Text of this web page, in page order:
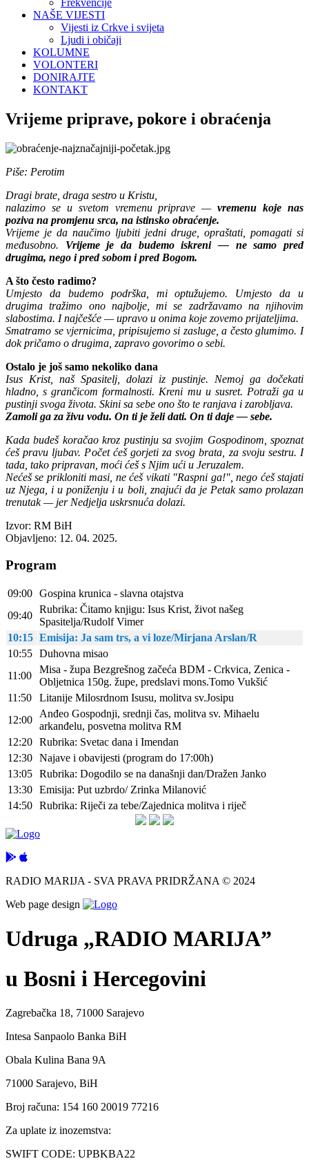
Frekvencije
NAŠE VIJESTI
Vijesti iz Crkve i svijeta
Ljudi i običaji
KOLUMNE
VOLONTERI
DONIRAJTE
KONTAKT
Vrijeme priprave, pokore i obraćenja
Piše: Perotim
Dragi brate, draga sestro u Kristu,
nalazimo se u svetom vremenu priprave —vremenu koje nas
poziva na promjenu srca, na istinsko obraćenje.
Vrijeme je da naučimo ljubiti jedni druge, opraštati, pomagati si
međusobno. Vrijeme je da budemo iskreni — ne samo pred
drugima, nego i pred sobom i pred Bogom.
A što često radimo?
Umjesto da budemo podrška, mi optužujemo. Umjesto da u
drugima tražimo ono najbolje, mi se zadržavamo na njihovim
slabostima. I najčešće — upravo u onima koje zovemo prijateljima.
Smatramo se vjernicima, pripisujemo si zasluge, a često glumimo. I
dok pričamo o drugima, zapravo govorimo o sebi.
Ostalo je još samo nekoliko dana
Isus Krist, naš Spasitelj, dolazi iz pustinje. Nemoj ga dočekati
hladno, s grančicom formalnosti. Kreni mu u susret. Potraži ga u
pustinji svoga života. Skini sa sebe ono što te ranjava i zarobljava.
Zamoli ga za živu vodu. On ti je želi dati. On ti daje — sebe.
Kada budeš koračao kroz pustinju sa svojim Gospodinom, spoznat
ćeš pravu ljubav. Počet ćeš gorjeti za svog brata, za svoju sestru. I
tada, tako pripravan, moći ćeš s Njim ući u Jeruzalem.
Nećeš se prikloniti masi, ne ćeš vikati "Raspni ga!", nego ćeš stajati
uz Njega, i u poniženju i u boli, znajući da je Petak samo prolazan
trenutak — jer Nedjelja uskrsnuća dolazi.
Izvor: RM BiH
Objavljeno: 12. 04. 2025.
Program
09:00 Gospina krunica - slavna otajstva
09:40
Rubrika: Čitamo knjigu: Isus Krist, život našeg
Spasitelja/Rudolf Vimer
10:15 Emisija: Ja sam trs, a vi loze/Mirjana Arslan/R
10:55 Duhovna misao
11:00
Misa - župa Bezgrešnog začeća BDM - Crkvica, Zenica -
Obljetnica 150g. župe, predslavi mons.Tomo Vukšić
11:50
Litanije Milosrdnom Isusu, molitva sv.Josipu
12:00
Anđeo Gospodnji, srednji čas, molitva sv. Mihaelu
arkanđelu, posvetna molitva RM
12:20 Rubrika: Svetac dana i Imendan
12:30 Najave i obavijesti (program do 17:00h)
13:05 Rubrika: Dogodilo se na današnji dan/Dražen Janko
13:30 Emisija: Put uzbrdo/ Zrinka Milanović
14:50 Rubrika: Riječi za tebe/Zajednica molitva i riječ
RADIO MARIJA - SVA PRAVA PRIDRŽANA © 2024
Web page design
Udruga „RADIO MARIJA”
u Bosni i Hercegovini
Zagrebačka 18, 71000 Sarajevo
Intesa Sanpaolo Banka BiH
Obala Kulina Bana 9A
71000 Sarajevo, BiH
Broj računa: 154 160 20019 77216
Za uplate iz inozemstva:
SWIFT CODE: UPBKBA22